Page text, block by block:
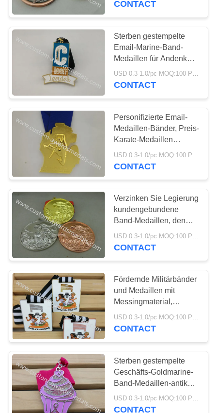
CONTACT
Sterben gestempelte
Email-Marine-Band-
Medaillen für Andenken,
kundenspezifische
Rennmedaillen
USD 0.3-1.0/pc MOQ:100 PC pro Entwurf
CONTACT
Personifizierte Email-
Medaillen-Bänder, Preis-
Karate-Medaillen
Druckguß
CONTACT
Verzinken Sie Legierung
kundengebundene
Band-Medaillen, den
Sport 3D, der Medaillen
mit Vergolden laufen
USD 0.3-1.0/pc MOQ:100 PC pro Entwurf
CONTACT
Fördernde Militärbänder
und Medaillen mit
Messingmaterial,
Gewohnheit, die
Halbmarathon-Medaillen
USD 0.3-1.0/pc MOQ:100 PC pro Entwurf
CONTACT
Sterben gestempelte
Geschäfts-Goldmarine-
Band-Medaillen-antike
Versilberung
USD 0.3-1.0/pc MOQ:100 PC pro Entwurf
CONTACT